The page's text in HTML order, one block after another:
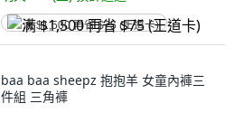
满 $1,500 再省 $75 (王道卡)
baa baa sheepz 抱抱羊 女童內褲三
件組 三角褲